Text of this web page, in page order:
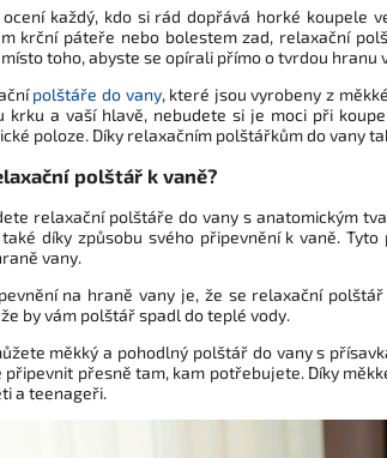
každý, kdo si rád dopřává horké koupele
krční páteře nebo bolestem zad, relaxační
toho, abyste se opírali přímo o tvrdou hranu
polštáře do vany, které jsou vyrobeny z
krku a vaší hlavě, nebudete si je moci při
poloze. Díky relaxačním polštářkům do vany
polštář k vaně?
relaxační polštáře do vany s anatomickým
díky způsobu svého připevnění k vaně.
vany.
na hraně vany je, že se relaxační
by vám polštář spadl do teplé vody.
měkký a pohodlný polštář do vany s
přesně tam, kam potřebujete. Díky
a teenageři.